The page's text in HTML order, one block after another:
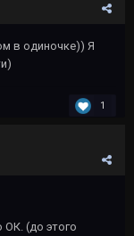
в одиночке)) Я
1
ОК. (до этого